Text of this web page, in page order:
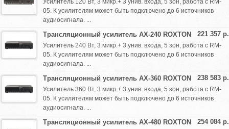
Усилитель 120 Вт, 3 микр.+ 3 унив. входа, 5 зон, работа с RM-
05. К усилителям может быть подключено до 6 источников
аудиосигнала. ...
221 357 р.
Трансляционный усилитель AX-240 ROXTON
Усилитель 240 Вт, 3 микр.+ 3 унив. входа, 5 зон, работа с RM-
05. К усилителям может быть подключено до 6 источников
аудиосигнала. ...
238 583 р.
Трансляционный усилитель AX-360 ROXTON
Усилитель 360 Вт, 3 микр.+ 3 унив. входа, 5 зон, работа с RM-
05. К усилителям может быть подключено до 6 источников
аудиосигнала. ...
254 084 р.
Трансляционный усилитель AX-480 ROXTON